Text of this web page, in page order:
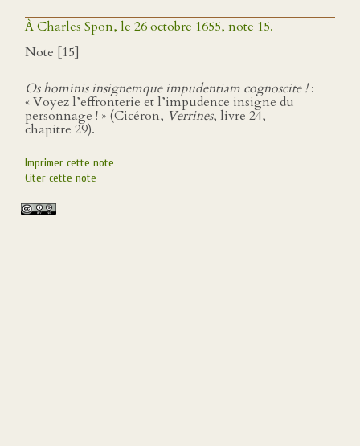
À Charles Spon, le 26 octobre 1655, note 15.
Note [15]
Os hominis insignemque impudentiam cognoscite !:
« Voyez l’effronterie et l’impudence insigne du
personnage ! » (Cicéron, Verrines, livre 24,
chapitre 29).
Imprimer cette note
Citer cette note